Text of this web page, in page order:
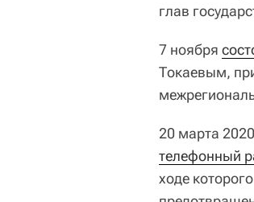
глав
7 ноября
Токаевым,
20 марта
телефонный
ходе